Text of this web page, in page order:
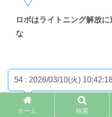
ロボはライトニング解放
な
54 : 2026/03/10(火)
卵レリックマルチでしか
ホーム 検索